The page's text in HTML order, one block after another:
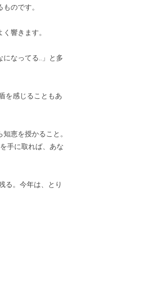
のです。
響きます。
なってる..」と多
を感じることもあ
恵を授かること。
手に取れば、あな
る。今年は、とり